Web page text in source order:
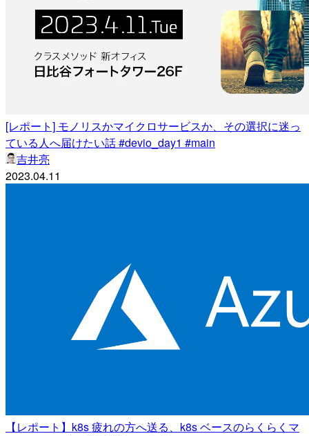
[レポート] モノリスかマイクロサービスか、その選択に迷っ
ている人へ届けたい話 #devio_day1 #main
吉井亮
2023.04.11
【レポート】k8s 疲れの方へ送る、k8s ベースのらくらくマ